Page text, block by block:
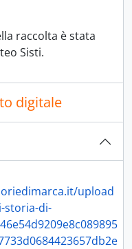
raccolta è stata
Sisti.
digitale
upload
storia-di-